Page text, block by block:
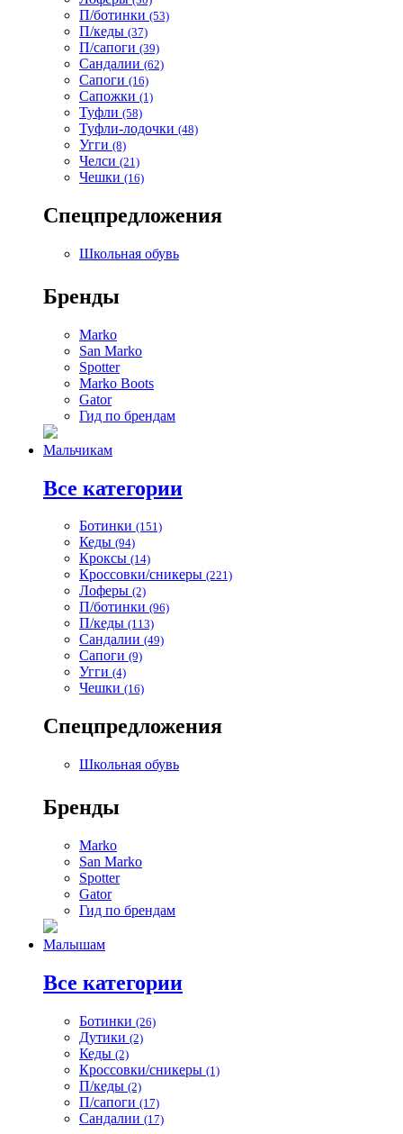
П/ботинки (53)
П/кеды (37)
П/сапоги (39)
Сандалии (62)
Сапоги (16)
Сапожки (1)
Туфли (58)
Туфли-лодочки (48)
Угги (8)
Челси (21)
Чешки (16)
Спецпредложения
Школьная обувь
Бренды
Marko
San Marko
Spotter
Marko Boots
Gator
Гид по брендам
Мальчикам
Все категории
Ботинки (151)
Кеды (94)
Кроксы (14)
Кроссовки/сникеры (221)
Лоферы (2)
П/ботинки (96)
П/кеды (113)
Сандалии (49)
Сапоги (9)
Угги (4)
Чешки (16)
Спецпредложения
Школьная обувь
Бренды
Marko
San Marko
Spotter
Gator
Гид по брендам
Малышам
Все категории
Ботинки (26)
Дутики (2)
Кеды (2)
Кроссовки/сникеры (1)
П/кеды (2)
П/сапоги (17)
Сандалии (17)